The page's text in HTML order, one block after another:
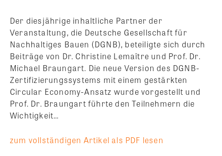
Der diesjährige inhaltliche Partner der
Veranstaltung, die Deutsche Gesellschaft für
Nachhaltiges Bauen (DGNB), beteiligte sich durch
Beiträge von Dr. Christine Lemaître und Prof. Dr.
Michael Braungart. Die neue Version des DGNB-
Zertifizierungssystems mit einem gestärkten
Circular Economy-Ansatz wurde vorgestellt und
Prof. Dr. Braungart führte den Teilnehmern die
Wichtigkeit…
zum vollständigen Artikel als PDF lesen